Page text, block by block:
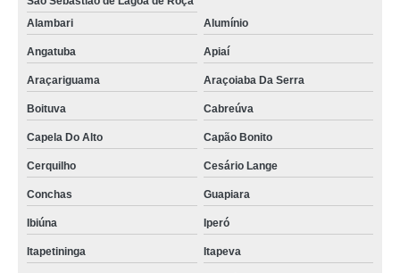
Alambari
Alumínio
Angatuba Apiaí
Araçariguama Araçoiaba Da Serra
Boituva Cabreúva
Capela Do Alto Capão Bonito
Cerquilho Cesário Lange
Conchas Guapiara
Ibiúna Iperó
Itapetininga Itapeva